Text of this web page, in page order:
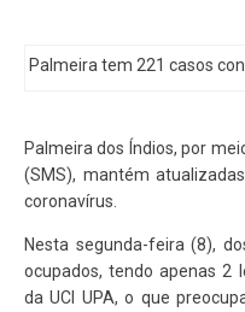
Palmeira tem 221 casos
Palmeira dos Índios, por
(SMS), mantém
coronavírus.
Nesta segunda-feira (8),
ocupados, tendo apenas 2
da UCI UPA, o que